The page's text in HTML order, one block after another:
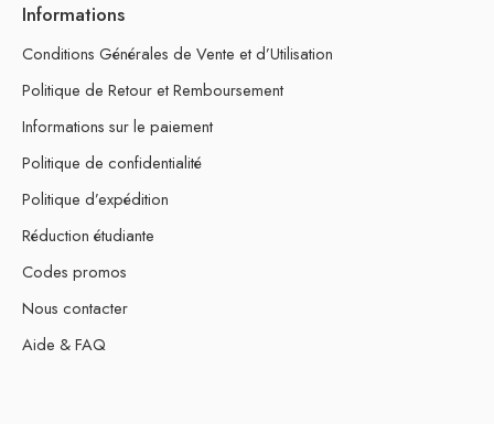
Informations
Conditions Générales de Vente et d’Utilisation
Politique de Retour et Remboursement
Informations sur le paiement
Politique de confidentialité
Politique d’expédition
Réduction étudiante
Codes promos
Nous contacter
Aide & FAQ